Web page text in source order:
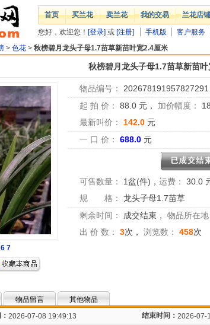
首页 买兰花 卖兰花 我的交易 兰花店铺
您好，欢迎您！ [登录] 或 [注册] 手机版 客户服务
> 色花 > 秋榜碧月龙头子母1.7苗草新苗叶宽2.4厘米
秋榜碧月龙头子母1.7苗草新苗
6 7
物品编号：
202678191957827291
起 拍 价：
88.0 元， 加价幅度：
最新叫价：
142.0 元
一 口 价：
688.0 元
可售数量： 1盆(件) ， 运费：
30.0
规 格：
龙头子母1.7苗草
剩余时间：
成交结束 ， 物品所在地
出 价 数：
3次， 浏览数： 458次
物品留言
其他物品
2026-07-08 19:49:13 结束时间： 2026-07-